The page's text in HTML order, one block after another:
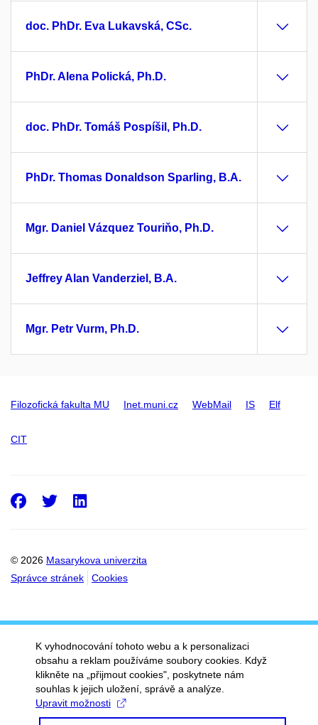
doc. PhDr. Eva Lukavská, CSc.
PhDr. Alena Polická, Ph.D.
doc. PhDr. Tomáš Pospíšil, Ph.D.
PhDr. Thomas Donaldson Sparling, B.A.
Mgr. Daniel Vázquez Touriňo, Ph.D.
Jeffrey Alan Vanderziel, B.A.
Mgr. Petr Vurm, Ph.D.
Filozofická fakulta MU Inet.muni.cz WebMail IS Elf
CIT
© 2026 Masarykova univerzita
Správce stránek
Cookies
Facebook
Twitter
K vyhodnocování tohoto webu a k personalizaci
obsahu a reklam používáme soubory cookies. Když
klikněte na „přijmout cookies", poskytnete nám
souhlas k jejich uložení, správě a analýze.
Upravit možnosti